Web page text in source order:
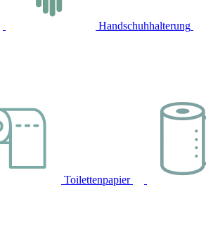
Handschuhhalterung
Toilettenpapier